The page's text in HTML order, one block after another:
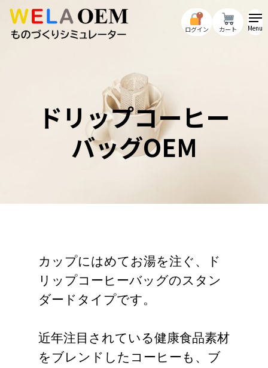
Skip
ログイン カート Menu
ドリップコーヒー
バッグOEM
カップにはめてお湯を注ぐ、ド
リップコーヒーバッグのスタン
ダードタイプです。
近年注目されている健康食品素材
をブレンドしたコーヒーも、ブ